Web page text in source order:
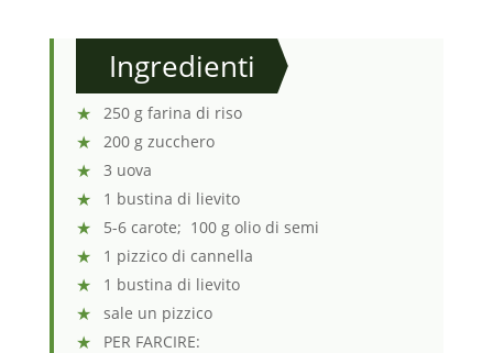
Ingredienti
250 g farina di riso
200 g zucchero
3 uova
1 bustina di lievito
5-6 carote; 100 g olio di semi
1 pizzico di cannella
1 bustina di lievito
sale un pizzico
PER FARCIRE: